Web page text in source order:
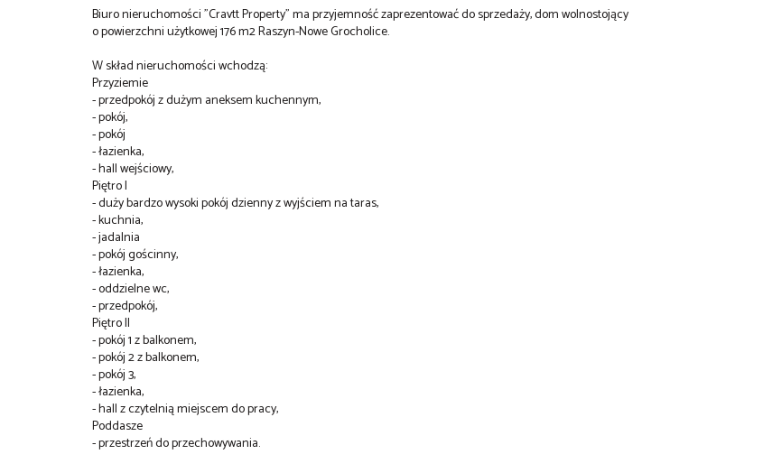
Biuro nieruchomości "Cravtt Property" ma przyjemność zaprezentować do sprzedaży, dom wolnostojący
o powierzchni użytkowej 176 m2 Raszyn-Nowe Grocholice.
W skład nieruchomości wchodzą:
Przyziemie
- przedpokój z dużym aneksem kuchennym,
- pokój,
- pokój
- łazienka,
- hall wejściowy,
Piętro I
- duży bardzo wysoki pokój dzienny z wyjściem na taras,
- kuchnia,
- jadalnia
- pokój gościnny,
- łazienka,
- oddzielne wc,
- przedpokój,
Piętro II
- pokój 1 z balkonem,
- pokój 2 z balkonem,
- pokój 3,
- łazienka,
- hall z czytelnią miejscem do pracy,
Poddasze
- przestrzeń do przechowywania.